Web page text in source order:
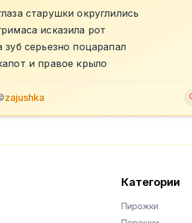
старушки округлились
исказила рот
зуб серьезно поцарапал
и правое крыло
zajushka
Категории
Пирожки